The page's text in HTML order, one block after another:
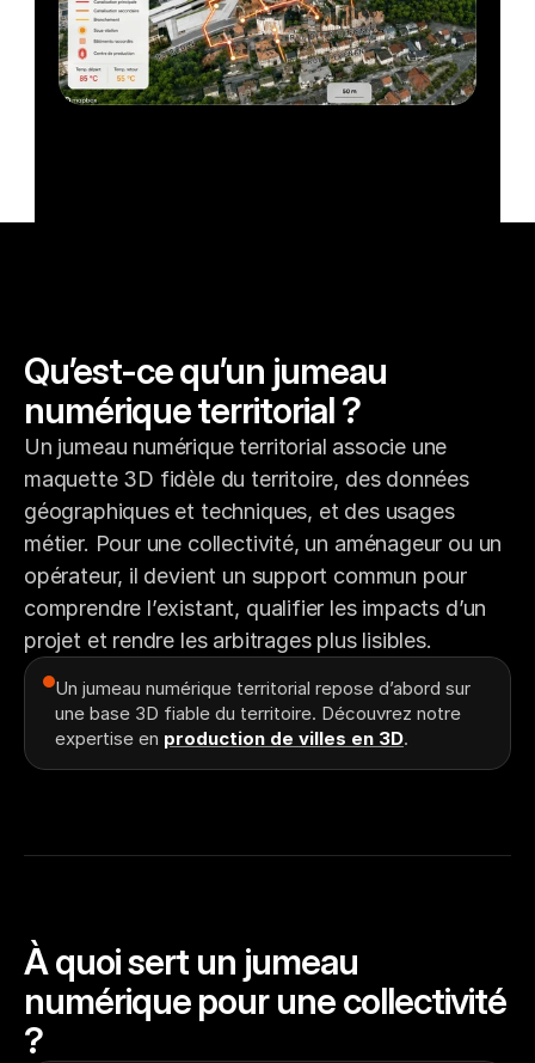
Qu’est-ce qu’un jumeau
numérique territorial ?
Un jumeau numérique territorial associe une
maquette 3D fidèle du territoire, des données
géographiques et techniques, et des usages
métier. Pour une collectivité, un aménageur ou un
opérateur, il devient un support commun pour
comprendre l’existant, qualifier les impacts d’un
projet et rendre les arbitrages plus lisibles.
Un jumeau numérique territorial repose d’abord sur
une base 3D fiable du territoire. Découvrez notre
expertise en production de villes en 3D.
À quoi sert un jumeau
numérique pour une collectivité
?